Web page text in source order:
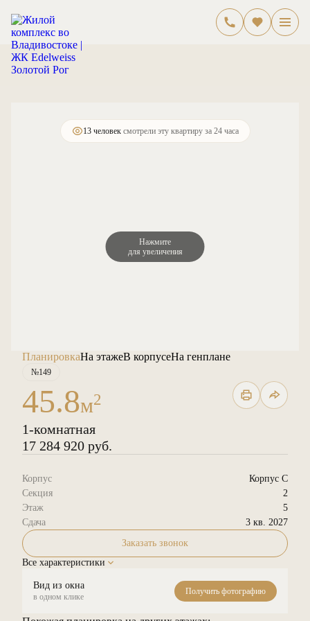
1-комнатная
13 человек смотрели эту квартиру за 24 часа
Нажмите
для увеличения
ПланировкаНа этажеВ корпусеНа генплане
№149
45.8м2
1-комнатная
17 284 920 руб.
Корпус
Корпус С
Секция
2
Этаж
5
Сдача
3 кв. 2027
Заказать звонок
Все характеристики
Вид из окна
в одном клике
Получить фотографию